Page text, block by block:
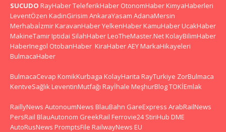
SUCUDO RayHaberTeleferikHaber OtonomHaber KimyaHaberleri
LeventÖzen KadinGirisim AnkaraYasam AdanaMersin
Merhabaİzmir KaravanHaberYelkenHaber KamuHaber UcakHaber
MakineTamir Iptidai SilahHaber LeoTheMaster.Net KolayBilimHaber
HaberInegol OtobanHaber KiraHaberAEY MarkaHikayeleri
BulmacaHaber
BulmacaCevap KomikKurbaga KolayHarita RayTurkiye ZorBulmaca
KentveSağlık LeventinMutfağı Rayİhale MeşhurBlogTOKİEmlak
RaillyNews AutonoumNews BlauBahn GareExpress ArabRailNews
PersRail BlauAutonom GreekRail Ferrovie24 StiriHub DME
AutoRusNews PromptsFile RailwayNews EU